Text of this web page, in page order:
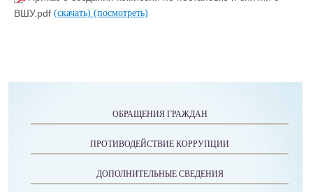
ВШУ.pdf (скачать) (посмотреть)
ОБРАЩЕНИЯ ГРАЖДАН
ПРОТИВОДЕЙСТВИЕ КОРРУПЦИИ
ДОПОЛНИТЕЛЬНЫЕ СВЕДЕНИЯ